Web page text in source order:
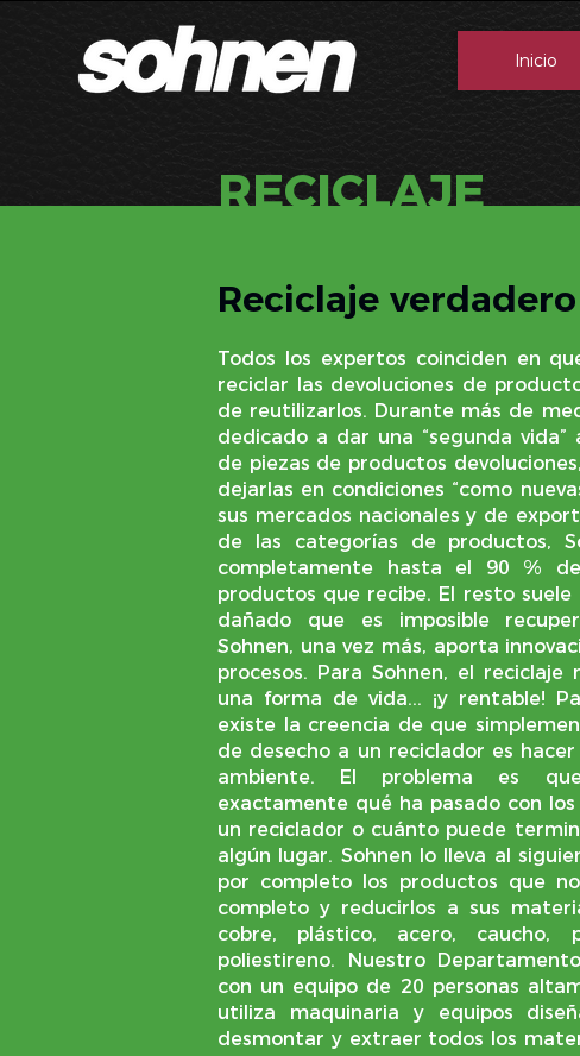
Inicio
RECICLAJE
Reciclaje verdadero
Todos los expertos coinciden en
reciclar las devoluciones de
de reutilizarlos. Durante más de
dedicado a dar una “segunda vida”
de piezas de productos
dejarlas en condiciones “como
sus mercados nacionales y de
de las categorías de productos,
completamente hasta el 90 %
productos que recibe. El resto
dañado que es imposible
Sohnen, una vez más, aporta
procesos. Para Sohnen, el reciclaje
una forma de vida... ¡y rentable!
existe la creencia de que
de desecho a un reciclador es
ambiente. El problema es
exactamente qué ha pasado con
un reciclador o cuánto puede
algún lugar. Sohnen lo lleva al
por completo los productos que
completo y reducirlos a sus
cobre, plástico, acero, caucho,
poliestireno. Nuestro
con un equipo de 20 personas
utiliza maquinaria y equipos
desmontar y extraer todos los